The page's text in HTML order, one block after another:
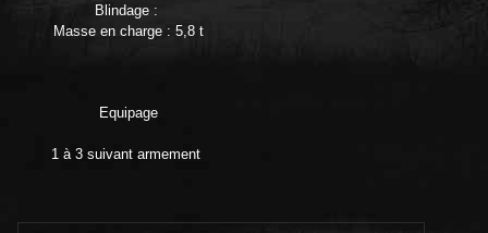
Blindage :
Masse en charge : 5,8 t
Equipage
1 à 3 suivant armement